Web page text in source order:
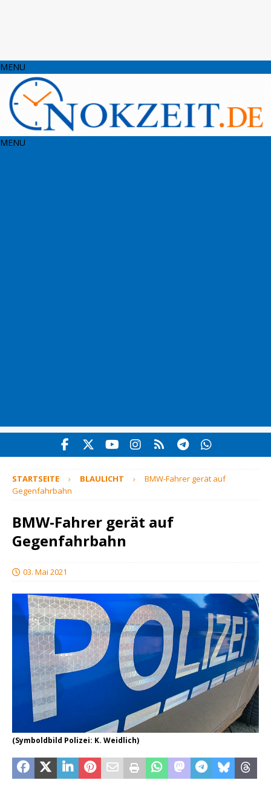
MENU
MENU
STARTSEITE BLAULICHT
BMW-Fahrer gerät auf
Gegenfahrbahn
BMW-Fahrer gerät auf
Gegenfahrbahn
03. Mai 2021
(Symboldbild Polizei: K. Weidlich)